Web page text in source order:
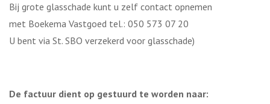
Bij grote glasschade kunt u zelf contact opnemen
met Boekema Vastgoed tel.: 050 573 07 20
U bent via St. SBO verzekerd voor glasschade)
De factuur dient op gestuurd te worden naar: